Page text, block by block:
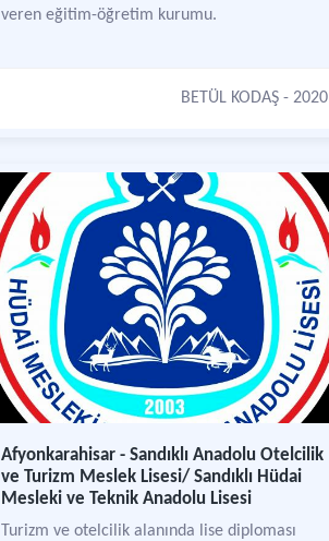
veren eğitim-öğretim kurumu.
BETÜL KODAŞ - 2020
Afyonkarahisar - Sandıklı Anadolu Otelcilik
ve Turizm Meslek Lisesi/ Sandıklı Hüdai
Mesleki ve Teknik Anadolu Lisesi
Turizm ve otelcilik alanında lise diploması